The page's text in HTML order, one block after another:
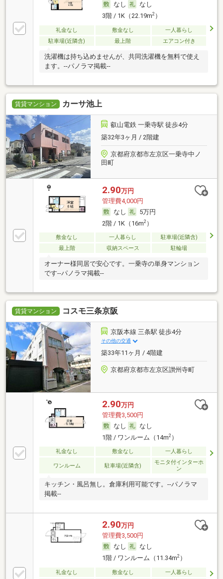
なし
なし
3階 / 1K（22.19m2）
礼金なし 敷金なし
一人暮らし
駐車場(近隣含)
最上階 エアコン付き
洗濯機は持ち込めませんが、共同洗濯機を無料で使え
ます。--パノラマ掲載--
賃貸マンション カーサ池上
叡山電鉄 一乗寺駅 徒歩4分
築32年3ヶ月 / 2階建
京都府京都市左京区一乗寺中ノ
田町
2.90万円
管理費4,000円
なし
5万円
2階 / 1K（16m2）
敷金なし 一人暮らし
駐車場(近隣含)
最上階
収納スペース 駐輪場
オーナー様同居で安心です。一乗寺の単身マンション
です--パノラマ掲載--
賃貸マンション コスモ三条京阪
京阪本線 三条駅 徒歩4分
その他の交通
築33年11ヶ月 / 4階建
京都府京都市左京区讃州寺町
2.90万円
管理費3,500円
なし
なし
1階 / ワンルーム（14m2）
礼金なし 敷金なし 一人暮らし
ワンルーム 駐車場(近隣含)
モニタ付インターホ
ン
キッチン・風呂無し。倉庫利用可能です。--パノラマ
掲載--
2.90万円
管理費3,500円
なし
なし
1階 / ワンルーム（11.34m2）
礼金なし 敷金なし 一人暮らし